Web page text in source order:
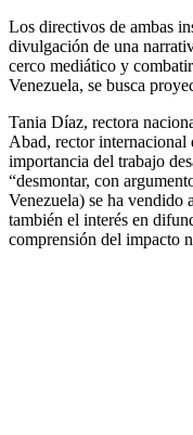
Los directivos de ambas
divulgación de una
cerco mediático y
Venezuela, se busca
Tania Díaz, rectora
Abad, rector internacional
importancia del trabajo
“desmontar, con
Venezuela) se ha vendido
también el interés en
comprensión del impacto